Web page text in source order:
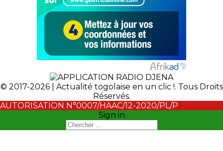
© 2017-2026 | Actualité togolaise en un clic !. Tous Droits
Réservés.
AUTORISATION N°0007/HAAC/12-2020/PL/P
Sign in